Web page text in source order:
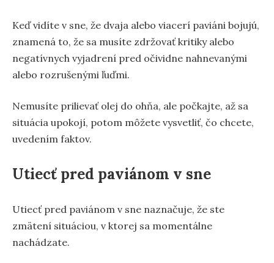
Keď vidíte v sne, že dvaja alebo viacerí paviáni bojujú,
znamená to, že sa musíte zdržovať kritiky alebo
negatívnych vyjadrení pred očividne nahnevanými
alebo rozrušenými ľuďmi.
Nemusíte prilievať olej do ohňa, ale počkajte, až sa
situácia upokojí, potom môžete vysvetliť, čo chcete,
uvedením faktov.
Utiecť pred paviánom v sne
Utiecť pred paviánom v sne naznačuje, že ste
zmätení situáciou, v ktorej sa momentálne
nachádzate.